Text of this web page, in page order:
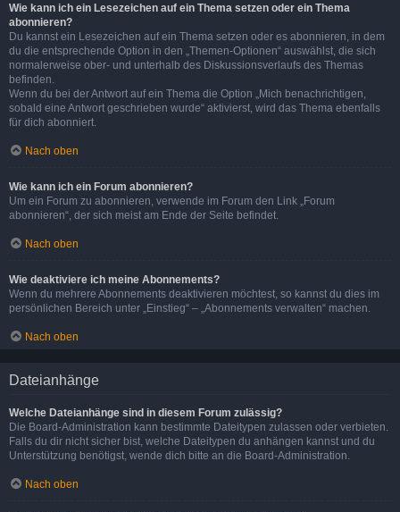
Wie kann ich ein Lesezeichen auf ein Thema setzen oder ein Thema
abonnieren?
Du kannst ein Lesezeichen auf ein Thema setzen oder es abonnieren, in dem
du die entsprechende Option in den „Themen-Optionen“ auswählst, die sich
normalerweise ober- und unterhalb des Diskussionsverlaufs des Themas
befinden.
Wenn du bei der Antwort auf ein Thema die Option „Mich benachrichtigen,
sobald eine Antwort geschrieben wurde“ aktivierst, wird das Thema ebenfalls
für dich abonniert.
Nach oben
Wie kann ich ein Forum abonnieren?
Um ein Forum zu abonnieren, verwende im Forum den Link „Forum
abonnieren“, der sich meist am Ende der Seite befindet.
Nach oben
Wie deaktiviere ich meine Abonnements?
Wenn du mehrere Abonnements deaktivieren möchtest, so kannst du dies im
persönlichen Bereich unter „Einstieg“ – „Abonnements verwalten“ machen.
Nach oben
Dateianhänge
Welche Dateianhänge sind in diesem Forum zulässig?
Die Board-Administration kann bestimmte Dateitypen zulassen oder verbieten.
Falls du dir nicht sicher bist, welche Dateitypen du anhängen kannst und du
Unterstützung benötigst, wende dich bitte an die Board-Administration.
Nach oben